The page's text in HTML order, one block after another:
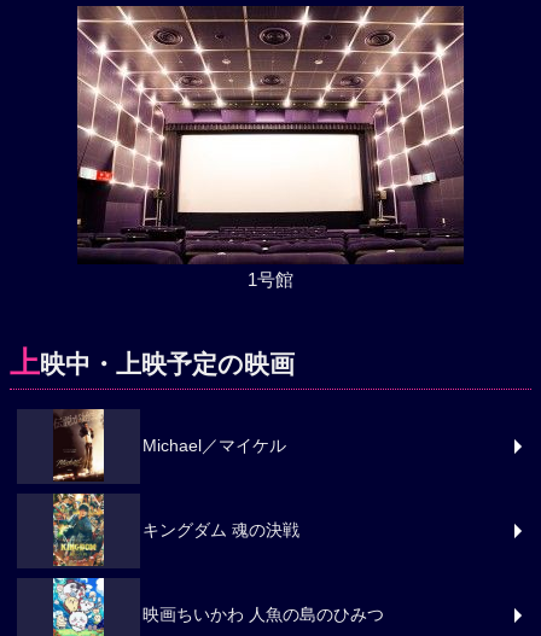
1号館
上映中・上映予定の映画
Michael／マイケル
キングダム 魂の決戦
映画ちいかわ 人魚の島のひみつ